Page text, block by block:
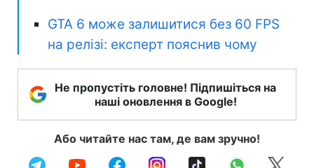
GTA 6 може залишитися без 60 FPS
на релізі: експерт пояснив чому
Не пропустіть головне! Підпишіться на
наші оновлення в Google!
Або читайте нас там, де вам зручно!